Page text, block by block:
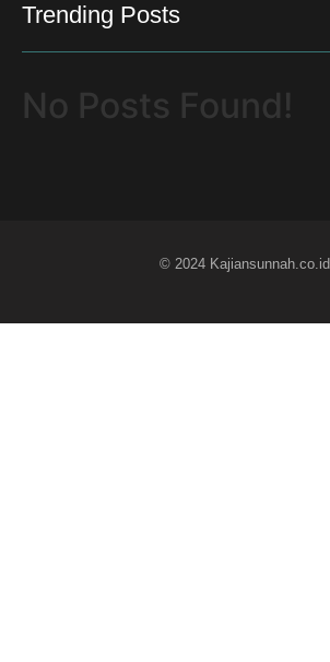
Trending Posts
No Posts Found!
© 2024 Kajiansunnah.co.id